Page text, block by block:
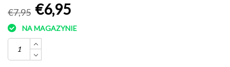
€7,95 €6,95
NA MAGAZYNIE